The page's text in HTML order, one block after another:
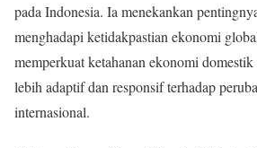
pada Indonesia. Ia menekankan
menghadapi ketidakpastian ekonomi
memperkuat ketahanan ekonomi
lebih adaptif dan responsif terhadap
internasional.